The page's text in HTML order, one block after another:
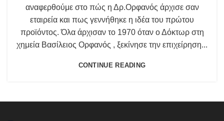
αναφερθούμε στο πώς η Δρ.Ορφανός άρχισε σαν
εταιρεία και πως γεννήθηκε η ιδέα του πρώτου
προϊόντος. Όλα άρχισαν το 1970 όταν ο Δόκτωρ στη
χημεία Βασίλειος Ορφανός , ξεκίνησε την επιχείρηση...
CONTINUE READING